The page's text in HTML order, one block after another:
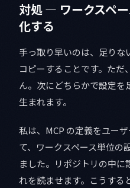
対処 — ワークスペ
化する
手っ取り早いのは、足りな
コピーすることです。ただ
ん。次にどちらかで設定を
生まれます。
私は、MCP の定義をユー
て、ワークスペース単位の
ました。リポジトリの中に
れを読ませます。こうする